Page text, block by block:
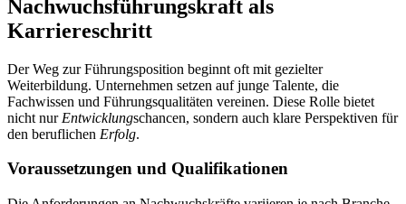
Nachwuchsführungskraft als
Karriereschritt
Der Weg zur Führungsposition beginnt oft mit gezielter
Weiterbildung. Unternehmen setzen auf junge Talente, die
Fachwissen und Führungsqualitäten vereinen. Diese Rolle bietet
nicht nur Entwicklungschancen, sondern auch klare Perspektiven für
den beruflichen Erfolg.
Voraussetzungen und Qualifikationen